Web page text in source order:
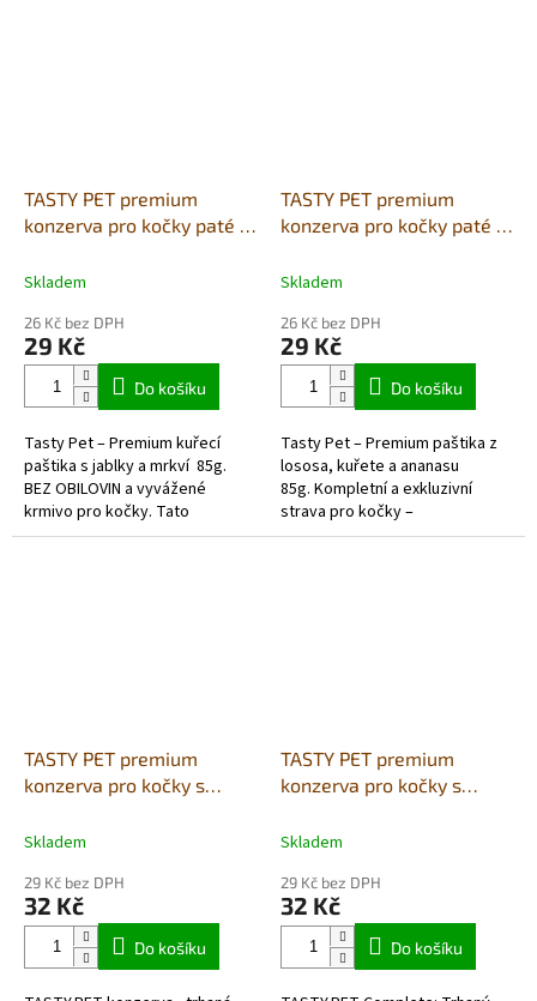
TASTY PET premium
konzerva pro kočky paté z
grain free 85g
Skladem
26 Kč bez DPH
29 Kč
Do košíku
Tasty Pet – Premium kuřecí
paštika s jablky a mrkví 85g.
BEZ OBILOVIN a vyvážené
krmivo pro kočky. Tato
PREMIUM paštika je lahodná a
TASTY PET premium
konzerva pro kočky paté z
grain free 85g
Skladem
26 Kč bez DPH
29 Kč
Do košíku
Tasty Pet – Premium paštika z
lososa, kuřete a ananasu
85g. Kompletní a exkluzivní
strava pro kočky –
Hypoalergenní rybí základ s
TASTY PET premium
konzerva pro kočky s
dýně ve vývaru 85g
Skladem
29 Kč bez DPH
32 Kč
Do košíku
TASTY PET premium
konzerva pro kočky s
cukety ve vývaru 85g
Skladem
29 Kč bez DPH
32 Kč
Do košíku